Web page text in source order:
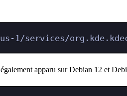
1/services/
apparu sur Debian 12 et